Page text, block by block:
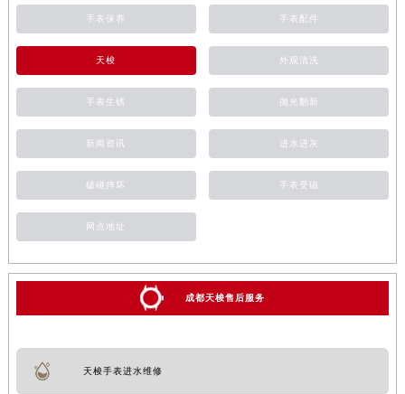
手表保养 手表配件
天梭 外观清洗
手表生锈 抛光翻新
新闻资讯 进水进灰
磕碰摔坏 手表受磁
网点地址
成都天梭售后服务
天梭手表进水维修